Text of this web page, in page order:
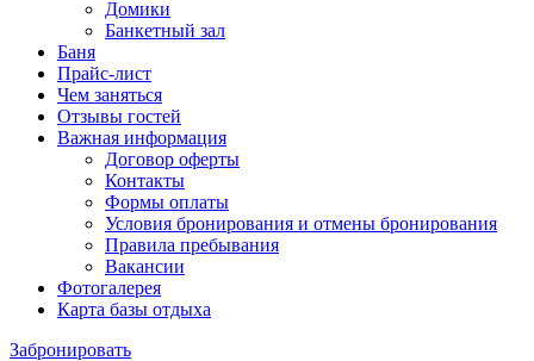
Домики
Банкетный зал
Баня
Прайс-лист
Чем заняться
Отзывы гостей
Важная информация
Договор оферты
Контакты
Формы оплаты
Условия бронирования и отмены бронирования
Правила пребывания
Вакансии
Фотогалерея
Карта базы отдыха
Забронировать